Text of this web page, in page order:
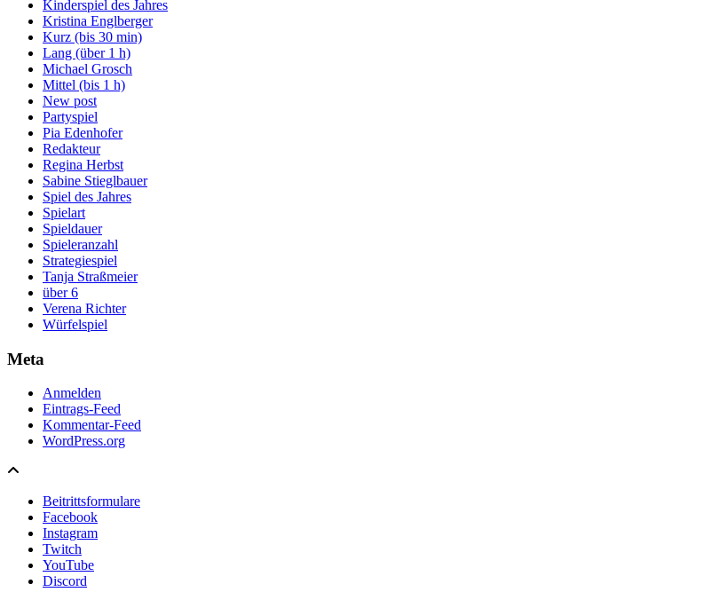
Kinderspiel des Jahres
Kristina Englberger
Kurz (bis 30 min)
Lang (über 1 h)
Michael Grosch
Mittel (bis 1 h)
New post
Partyspiel
Pia Edenhofer
Redakteur
Regina Herbst
Sabine Stieglbauer
Spiel des Jahres
Spielart
Spieldauer
Spieleranzahl
Strategiespiel
Tanja Straßmeier
über 6
Verena Richter
Würfelspiel
Meta
Anmelden
Eintrags-Feed
Kommentar-Feed
WordPress.org
Beitrittsformulare
Facebook
Instagram
Twitch
YouTube
Discord